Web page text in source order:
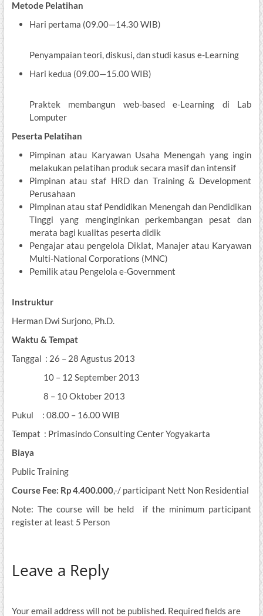
Metode Pelatihan
Hari pertama (09.00—14.30 WIB)
Penyampaian teori, diskusi, dan studi kasus e-Learning
Hari kedua (09.00—15.00 WIB)
Praktek membangun web-based e-Learning di Lab
Lomputer
Peserta Pelatihan
Pimpinan atau Karyawan Usaha Menengah yang ingin
melakukan pelatihan produk secara masif dan intensif
Pimpinan atau staf HRD dan Training & Development
Perusahaan
Pimpinan atau staf Pendidikan Menengah dan Pendidikan
Tinggi yang menginginkan perkembangan pesat dan
merata bagi kualitas peserta didik
Pengajar atau pengelola Diklat, Manajer atau Karyawan
Multi-National Corporations (MNC)
Pemilik atau Pengelola e-Government
Instruktur
Herman Dwi Surjono, Ph.D.
Waktu & Tempat
Tanggal : 26 – 28 Agustus 2013
10 – 12 September 2013
8 – 10 Oktober 2013
Pukul : 08.00 – 16.00 WIB
Tempat : Primasindo Consulting Center Yogyakarta
Biaya
Public Training
Course Fee: Rp4.400.000,-/ participant Nett Non Residential
Note: The course will be held if the minimum participant
register at least 5 Person
Leave a Reply
Your email address will not be published. Required fields are